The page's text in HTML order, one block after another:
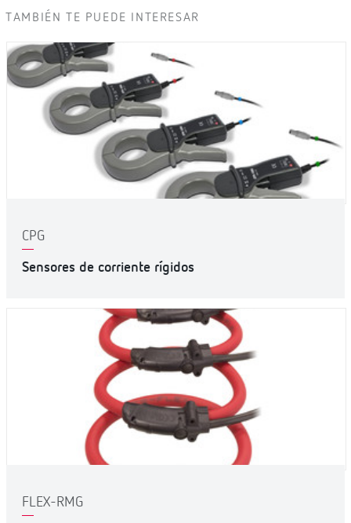
TAMBIÉN TE PUEDE INTERESAR
CPG
Sensores de corriente rígidos
FLEX-RMG